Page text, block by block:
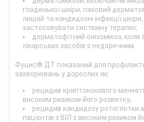
гладенької шкіри, паховий
лишай та кандидозні інфекції
застосовувати системну терапію;
дерматофітний оніхомікоз, коли
лікарських засобів є недоречним.
Фуцис® ДТ показаний для
захворювань у дорослих як:
рецидив криптококового
високим ризиком його розвитку;
рецидив кандидозу ротоглотки
пацієнтів з ВІЛ з високим ризиком